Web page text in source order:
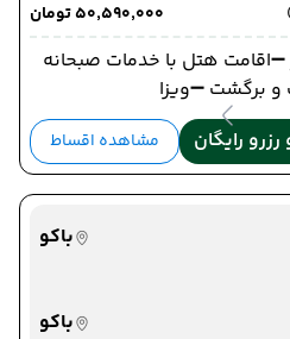
۵۰٬۵۹۰٬۰۰۰ تومان
➖اقامت هتل با خدمات صبحانه
و برگشت ➖ویزا
رایگان
مشاهده اقساط
باکو
باکو